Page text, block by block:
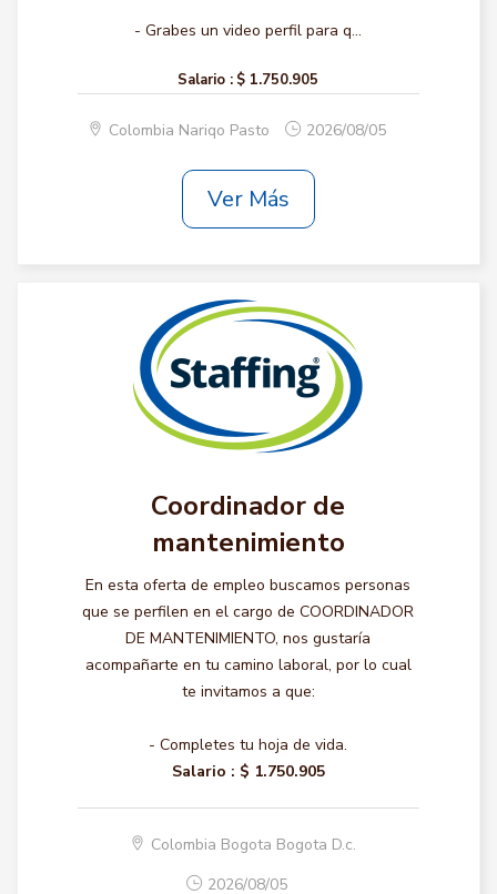
- Grabes un video perfil para q...
Salario : $ 1.750.905
Colombia Nariqo Pasto 2026/08/05
Ver Más
Coordinador de
mantenimiento
En esta oferta de empleo buscamos personas
que se perfilen en el cargo de COORDINADOR
DE MANTENIMIENTO, nos gustaría
acompañarte en tu camino laboral, por lo cual
te invitamos a que:
- Completes tu hoja de vida.
Salario : $ 1.750.905
Colombia Bogota Bogota D.c.
2026/08/05